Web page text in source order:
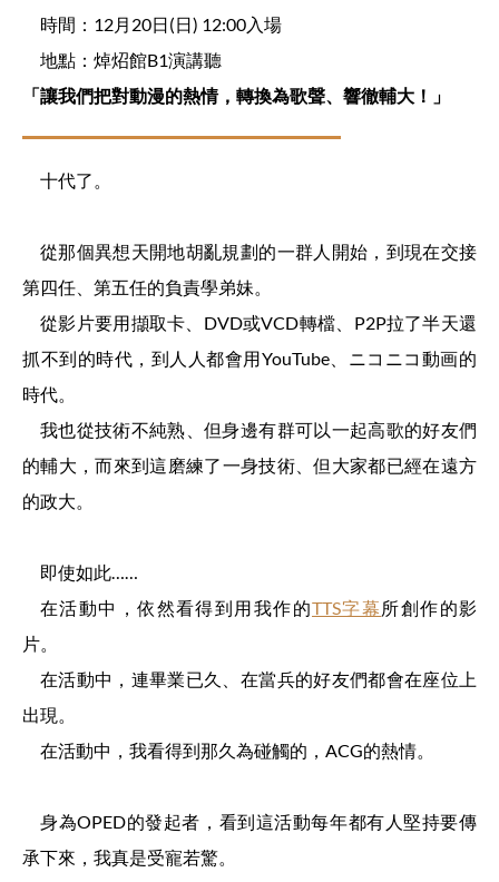
時間：12月20日(日) 12:00入場
地點：焯炤館B1演講聽
「讓我們把對動漫的熱情，轉換為歌聲、響徹輔大！」
十代了。
從那個異想天開地胡亂規劃的一群人開始，到現在交接
第四任、第五任的負責學弟妹。
從影片要用擷取卡、DVD或VCD轉檔、P2P拉了半天還
抓不到的時代，到人人都會用YouTube、ニコニコ動画的
時代。
我也從技術不純熟、但身邊有群可以一起高歌的好友們
的輔大，而來到這磨練了一身技術、但大家都已經在遠方
的政大。
即使如此……
在活動中，依然看得到用我作的TTS字幕 所創作的影
片。
在活動中，連畢業已久、在當兵的好友們都會在座位上
出現。
在活動中，我看得到那久為碰觸的，ACG的熱情。
身為OPED的發起者，看到這活動每年都有人堅持要傳
承下來，我真是受寵若驚。